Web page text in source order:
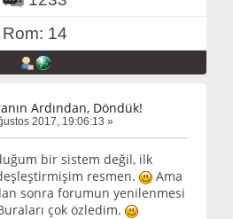
Rom: 14
Ardından, Döndük!
2017, 19:06:13 »
bir sistem değil, ilk
resmen.
Ama
sonra forumun yenilenmesi
çok özledim.